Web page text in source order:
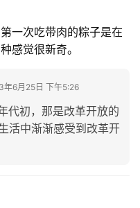
一次吃带肉的粽子是在
感觉很新奇。
年6月25日 下午5:26
代初，那是改革开放的
活中渐渐感受到改革开